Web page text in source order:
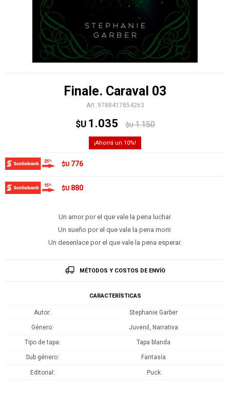
Finale. Caraval 03
9788417854263
$U 1.035 $U 1.150
10
$U 776
$U 880
Un amor por el que vale la pena luchar.
Un sueño por el que vale la pena morir.
Un desenlace por el que vale la pena esperar.
MÉTODOS Y COSTOS DE ENVÍO
CARACTERÍSTICAS
Autor Stephanie Garber
Género Juvenil, Narrativa
Tipo de tapa Tapa blanda
Sub género Fantasía
Editorial Puck